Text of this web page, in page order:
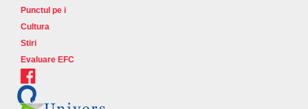
Punctul pe i
Cultura
Stiri
Evaluare EFC